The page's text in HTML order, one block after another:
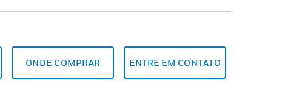
ONDE COMPRAR ENTRE EM CONTATO